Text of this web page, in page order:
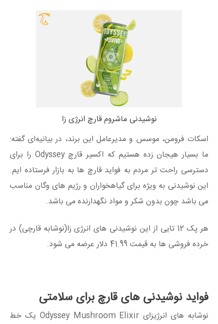
نوشیدنی ماشروم قارچ انرژی زا
اسکات فرومن، موسس و مدیرعامل این برند، در بیانیه‌ای گفته:
ما بسیار هیجان‌ زده هستیم که اکسیر قارچ Odyssey را برای
دسترسی راحت تر مردم به فواید قارچ ها به بازار فرستاده ایم.
این نوشیدنی به ویژه برای گیاهخواران و رژیم های وگان مناسب
می باشد چون بدون شکر و مواد نگهدارنده می باشد.
هر پک 12 تایی از این نوشیدنی های انرژی زا(نوشابه قارچی) در
خرده فروشی ها به قیمت 41.99 دلار عرضه می شود.
فواید نوشیدنی های قارچ برای سلامتی
نوشابه های انرژیزای Odyssey Mushroom Elixir یک خط